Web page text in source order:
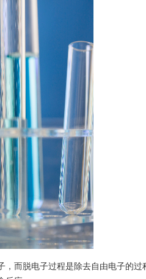
，而脱电子过程是除去自由电子的过